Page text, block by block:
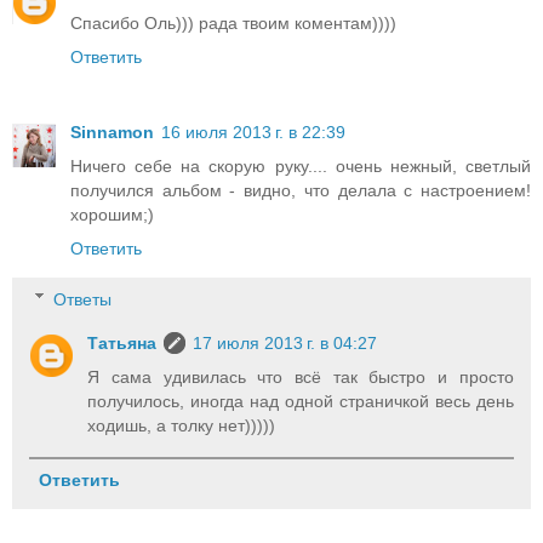
Спасибо Оль))) рада твоим коментам))))
Ответить
Sinnamon 16 июля 2013 г. в 22:39
Ничего себе на скорую руку.... очень нежный, светлый
получился альбом - видно, что делала с настроением!
хорошим;)
Ответить
Ответы
Татьяна
17 июля 2013 г. в 04:27
Я сама удивилась что всё так быстро и просто
получилось, иногда над одной страничкой весь день
ходишь, а толку нет)))))
Ответить